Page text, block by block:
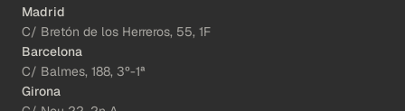
Madrid
C/ Bretón de los Herreros, 55, 1F
Barcelona
C/ Balmes, 188, 3º-1ª
Girona